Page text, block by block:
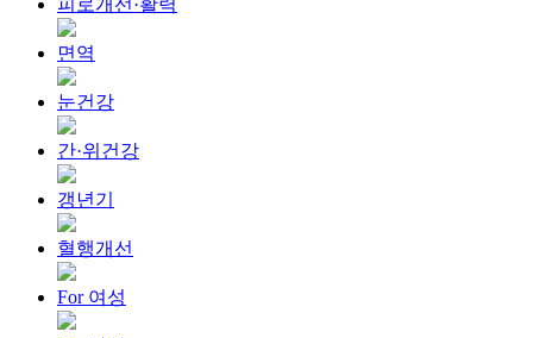
면역
눈건강
간·위건강
갱년기
혈행개선
For 여성